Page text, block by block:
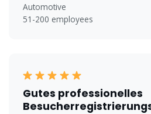
Automotive
51-200 employees
Gutes professionelles